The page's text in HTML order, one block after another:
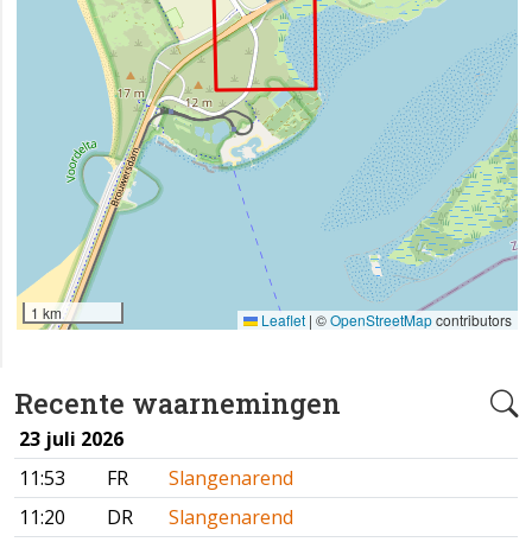
Recente waarnemingen
23 juli 2026
11:53
FR
Slangenarend
11:20
DR
Slangenarend
1 km Leaflet | ©OpenStreetMapcontributors